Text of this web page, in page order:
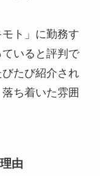
ト」に勤務す
いると評判で
たび紹介され
ち着いた雰囲
由